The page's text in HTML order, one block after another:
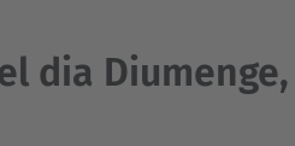
dia Diumenge,